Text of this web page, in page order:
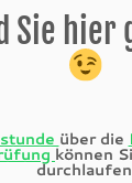
Sie hier
über die
können